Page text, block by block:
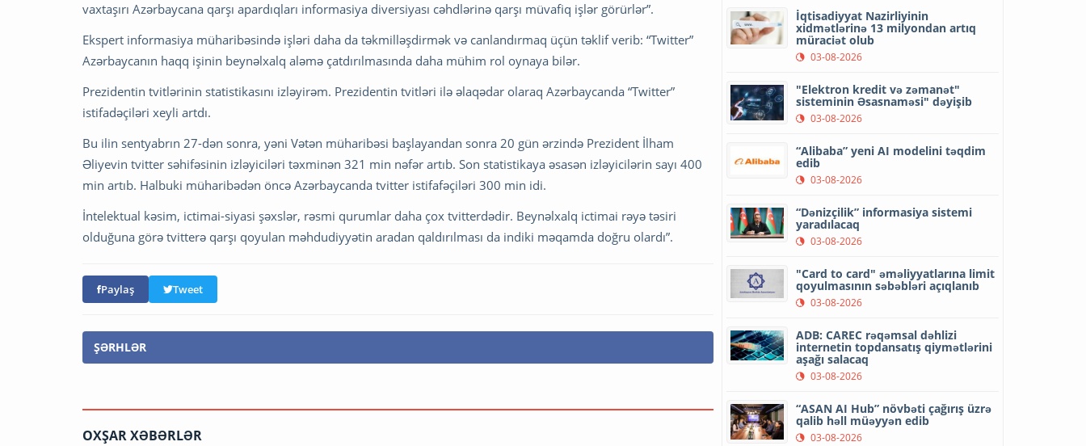
vaxtaşırı Azərbaycana qarşı apardıqları informasiya diversiyası cəhdlərinə qarşı müvafiq işlər görürlər”.
Ekspert informasiya müharibəsində işləri daha da təkmilləşdirmək və canlandırmaq üçün təklif verib: “Twitter”
Azərbaycanın haqq işinin beynəlxalq aləmə çatdırılmasında daha mühim rol oynaya bilər.
Prezidentin tvitlərinin statistikasını izləyirəm. Prezidentin tvitləri ilə əlaqədar olaraq Azərbaycanda “Twitter”
istifadəçiləri xeyli artdı.
Bu ilin sentyabrın 27-dən sonra, yəni Vətən müharibəsi başlayandan sonra 20 gün ərzində Prezident İlham
Əliyevin tvitter səhifəsinin izləyiciləri təxminən 321 min nəfər artıb. Son statistikaya əsasən izləyicilərin sayı 400
min artıb. Halbuki müharibədən öncə Azərbaycanda tvitter istifafəçiləri 300 min idi.
İntelektual kəsim, ictimai-siyasi şəxslər, rəsmi qurumlar daha çox tvitterdədir. Beynəlxalq ictimai rəyə təsiri
olduğuna görə tvitterə qarşı qoyulan məhdudiyyətin aradan qaldırılması da indiki məqamda doğru olardı”.
Paylaş Tweet
ŞƏRHLƏR
OXŞAR XƏBƏRLƏR
İqtisadiyyat Nazirliyinin
xidmətlərinə 13 milyondan artıq
müraciət olub
03-08-2026
"Elektron kredit və zəmanət"
sisteminin Əsasnaməsi" dəyişib
03-08-2026
“Alibaba” yeni AI modelini təqdim
edib
03-08-2026
“Dənizçilik” informasiya sistemi
yaradılacaq
03-08-2026
"Card to card" əməliyyatlarına limit
qoyulmasının səbəbləri açıqlanıb
03-08-2026
ADB: CAREC rəqəmsal dəhlizi
internetin topdansatış qiymətlərini
aşağı salacaq
03-08-2026
“ASAN AI Hub” növbəti çağırış üzrə
qalib həll müəyyən edib
03-08-2026